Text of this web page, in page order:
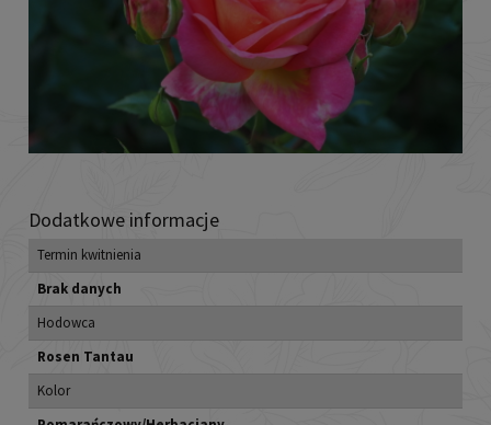
Dodatkowe informacje
Termin kwitnienia
Brak danych
Hodowca
Rosen Tantau
Kolor